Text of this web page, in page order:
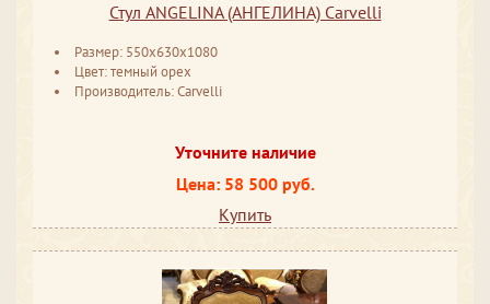
Стул ANGELINA (АНГЕЛИНА) Carvelli
Размер: 550x630x1080
Цвет: темный орех
Производитель: Carvelli
Уточните наличие
Цена: 58 500 руб.
Купить